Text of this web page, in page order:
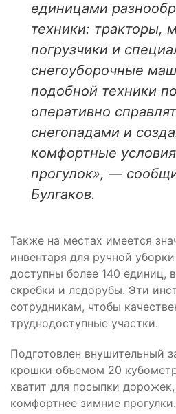
единицами
техники: тракторы,
погрузчики и
снегоуборочные
подобной техники
оперативно
снегопадами и
комфортные
прогулок», —
Булгаков.
Также на местах имеется
инвентаря для ручной
доступны более 140 единиц,
скребки и ледорубы. Эти
сотрудникам, чтобы
труднодоступные участки.
Подготовлен внушительный
крошки объемом 20
хватит для посыпки
комфортнее зимние прогулки.